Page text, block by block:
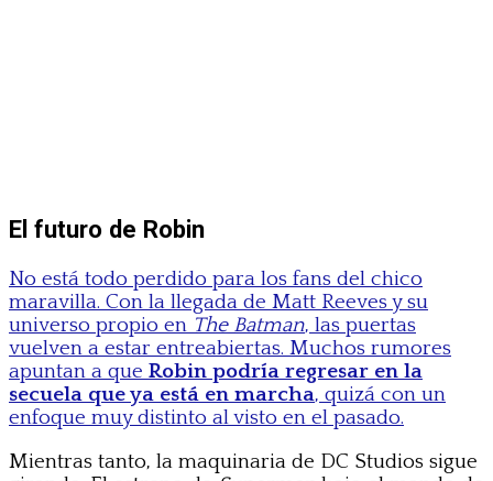
El futuro de Robin
No está todo perdido para los fans del chico
maravilla. Con la llegada de Matt Reeves y su
universo propio en The Batman, las puertas
vuelven a estar entreabiertas. Muchos rumores
apuntan a que Robin podría regresar en la
secuela que ya está en marcha, quizá con un
enfoque muy distinto al visto en el pasado.
Mientras tanto, la maquinaria de DC Studios sigue